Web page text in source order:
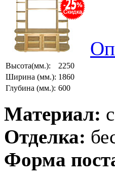
Высота(мм.):
2250
Ширина (мм.): 1860
Глубина (мм.): 600
Материал:
Отделка:
Форма